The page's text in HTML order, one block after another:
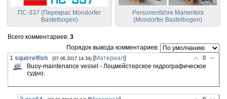
ПС-337 (Перекрас Mondorfer
Bastelbogen)
Personenfähre Marienfels
(Mondorfer Bastelbogen)
Всего комментариев: 3
Порядок вывода комментариев:
0
1 squirrelfish (07.06.2017 14:34) [Материал]
Buoy-maintenance vessel - Лоцмейстерское гидрографическое
судно.